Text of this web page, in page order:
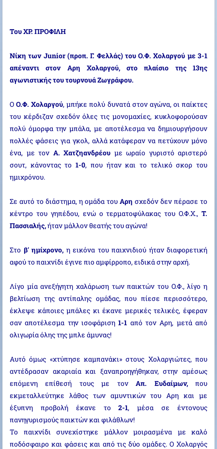
Του ΧΡ. ΠΡΟΦΙΛΗ
Νίκη των Junior (προπ. Γ. Φελλάς) του Ο.Φ. Χολαργού με 3-1
απέναντι στον Αρη Χολαργού, στο πλαίσιο της 13ης
αγωνιστικής του τουρνουά Ζωγράφου.
ΟΟ.Φ. Χολαργού, μπήκε πολύ δυνατά στον αγώνα, οι παίκτες
του κέρδιζαν σχεδόν όλες τις μονομαχίες, κυκλοφορούσαν
πολύ όμορφα την μπάλα, με αποτέλεσμα να δημιουργήσουν
πολλές φάσεις για γκολ, αλλά κατάφεραν να πετύχουν μόνο
ένα, με τον Α. Χατζηανδρέου με ωραίο γυριστό αριστερό
σουτ, κάνοντας το1-0, που ήταν και το τελικό σκορ του
ημιχρόνου.
Σε αυτό το διάστημα, η ομάδα του Αρη σχεδόν δεν πέρασε το
κέντρο του γηπέδου, ενώ ο τερματοφύλακας του Ο.Φ.Χ., Τ.
Πασσιαλής,ήταν μάλλον θεατής του αγώνα!
Στο β' ημίχρονο, η εικόνα του παιχνιδιού ήταν διαφορετική
αφού το παιχνίδι έγινε πιο αμφίρροπο, ειδικά στην αρχή.
Λίγο μία ανεξήγητη χαλάρωση των παικτών του Ο.Φ., λίγο η
βελτίωση της αντίπαλης ομάδας, που πίεσε περισσότερο,
έκλεψε κάποιες μπάλες κι έκανε μερικές τελικές, έφεραν
σαν αποτέλεσμα την ισοφάριση 1-1 από τον Αρη, μετά από
ολιγωρία όλης της μπλε άμυνας!
Αυτό όμως «χτύπησε καμπανάκι» στους Χολαργιώτες, που
αντέδρασαν ακαριαία και ξαναπροηγήθηκαν, στην αμέσως
επόμενη επίθεσή τους με τονΑπ. Ευδαίμων,που
εκμεταλλεύτηκε λάθος των αμυντικών του Αρη και με
έξυπνη προβολή έκανε το2-1, μέσα σε έντονους
πανηγυρισμούς παικτών και φιλάθλων!
Το παιχνίδι συνεχίστηκε μάλλον μοιρασμένα με καλό
ποδόσφαιρο και φάσεις και από τις δύο ομάδες. Ο Χολαργός